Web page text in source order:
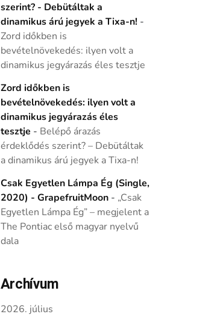
szerint? - Debütáltak a
dinamikus árú jegyek a Tixa-n! -
Zord időkben is
bevételnövekedés: ilyen volt a
dinamikus jegyárazás éles tesztje
Zord időkben is
bevételnövekedés: ilyen volt a
dinamikus jegyárazás éles
tesztje - Belépő árazás
érdeklődés szerint? – Debütáltak
a dinamikus árú jegyek a Tixa-n!
Csak Egyetlen Lámpa Ég (Single,
2020) - GrapefruitMoon- „Csak
Egyetlen Lámpa Ég” – megjelent a
The Pontiac első magyar nyelvű
dala
Archívum
2026. július